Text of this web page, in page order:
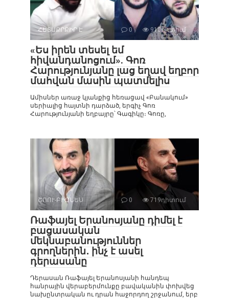
ՀԵՏԱՔՐՔԻՐ Է 0 910դիտում
«Ես իրեն տեսել եմ
հիվանդանոցում». Գոռ
Հարությունյանը լաց եղավ եղբոր
մահվան մասին պատմելիս
Ամիսներ առաջ կյանքից հեռացավ «Բանակում»
սերիալից հայտնի դարձած, երգիչ Գոռ
Հարությունյանի եղբայրը՝ Գագիկը։ Գոռը,
ՇՈՈՒ-ԲԻԶՆԵՍ 0 719դիտում
Ռաֆայել Երանոսյանը դիմել է
բացասական
մեկնաբանություններ
գրողներին․ ինչ է ասել
դերասանը
Դերասան Ռաֆայել Երանոսյանի հանդեպ
հանրային վերաբերմունքը բավականին փոխվեց
նախընտրական ու դրան հաջորդող շրջանում, երբ